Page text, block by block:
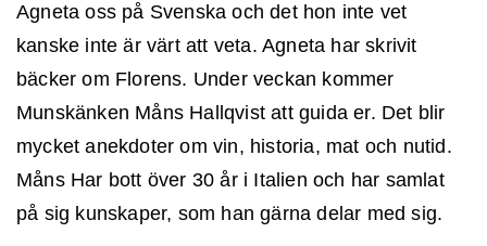
Agneta oss på Svenska och det hon inte vet
kanske inte är värt att veta. Agneta har skrivit
bäcker om Florens. Under veckan kommer
Munskänken Måns Hallqvist att guida er. Det blir
mycket anekdoter om vin, historia, mat och nutid.
Måns Har bott över 30 år i Italien och har samlat
på sig kunskaper, som han gärna delar med sig.